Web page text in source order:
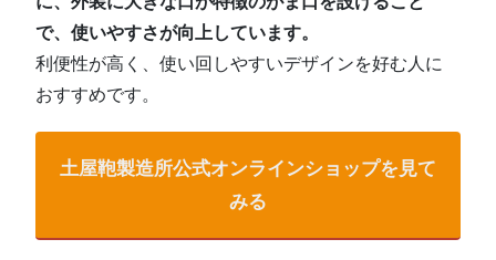
で、使いやすさが向上しています。
利便性が高く、使い回しやすいデザインを好む人に
おすすめです。
土屋鞄製造所公式オンラインショップを見て
みる